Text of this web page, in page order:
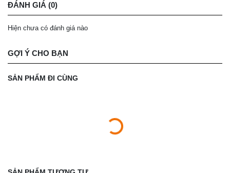
ĐÁNH GIÁ (0)
Hiện chưa có đánh giá nào
GỢI Ý CHO BẠN
SẢN PHẨM ĐI CÙNG